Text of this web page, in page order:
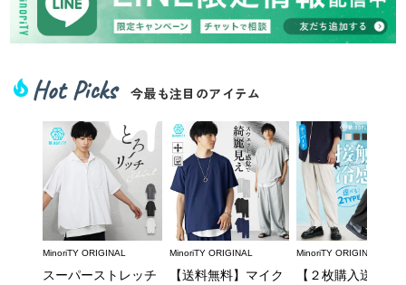
local_fire_department Hot Picks 今最も注目のアイテム
MinoriTY ORIGINAL
スーパーストレッチ
MinoriTY ORIGINAL
【送料無料】マイク
MinoriTY ORIGINAL
【２枚購入送料無